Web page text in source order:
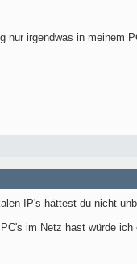
nur irgendwas in meinem
IP's hättest du nicht
im Netz hast würde